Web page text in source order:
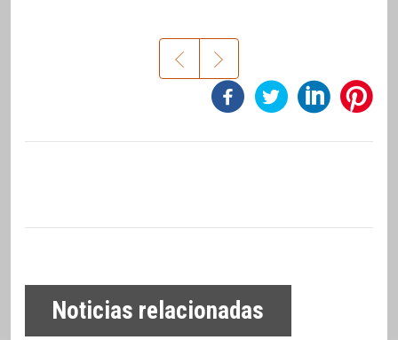
Noticias relacionadas